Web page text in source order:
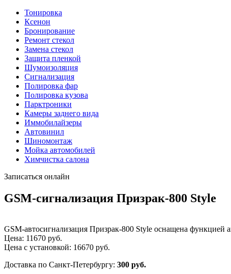
Тонировка
Ксенон
Бронирование
Ремонт стекол
Замена стекол
Защита пленкой
Шумоизоляция
Сигнализация
Полировка фар
Полировка кузова
Парктроники
Камеры заднего вида
Иммобилайзеры
Автовинил
Шиномонтаж
Мойка автомобилей
Химчистка салона
Записаться онлайн
GSM-сигнализация Призрак-800 Style
GSM-автосигнализация Призрак-800 Style оснащена
Цена: 11670 руб.
Цена с установкой: 16670 руб.
Доставка по Санкт-Петербургу: 300 руб.